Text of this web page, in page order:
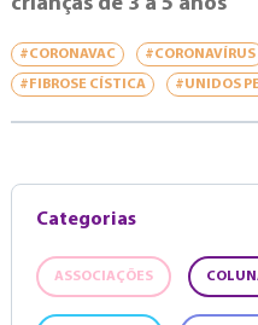
#CORONAVAC #CORONAVÍRUS
#FIBROSE CÍSTICA #UNIDOS
Categorias
ASSOCIAÇÕES